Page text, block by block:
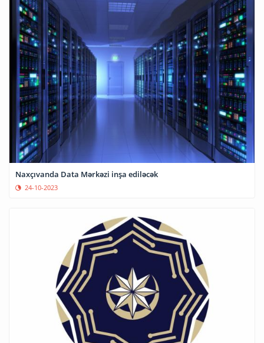
Naxçıvanda Data Mərkəzi inşa ediləcək
24-10-2023